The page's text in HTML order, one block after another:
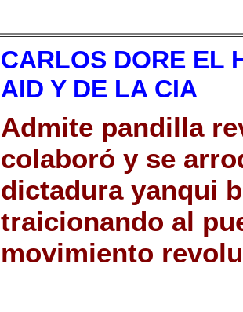
CARLOS DORE EL
AID Y DE LA CIA
Admite pandilla
colaboró y se
dictadura yanqui
traicionando al
movimiento